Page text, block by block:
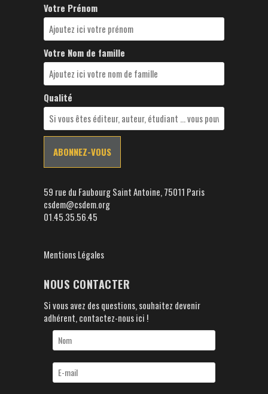
Votre Prénom
Votre Nom de famille
Qualité
59 rue du Faubourg Saint Antoine, 75011 Paris
csdem@csdem.org
01.45.35.56.45
Mentions Légales
NOUS CONTACTER
Si vous avez des questions, souhaitez devenir
adhérent, contactez-nous ici !